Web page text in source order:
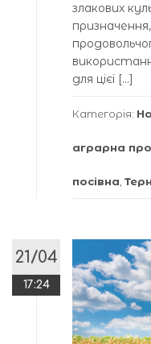
злакових
для цієї […]
Категорія:
аграрна
посівна
21/04
17:24